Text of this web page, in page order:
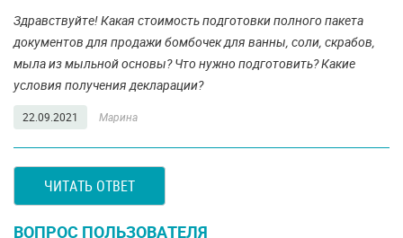
Здравствуйте! Какая стоимость подготовки полного пакета
документов для продажи бомбочек для ванны, соли, скрабов,
мыла из мыльной основы? Что нужно подготовить? Какие
условия получения декларации?
22.09.2021 Марина
ЧИТАТЬ ОТВЕТ
ВОПРОС ПОЛЬЗОВАТЕЛЯ